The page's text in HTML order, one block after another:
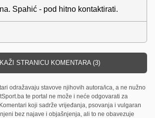
Spahić - pod hitno kontaktirati.
STRANICU KOMENTARA (3)
odražavaju stavove njihovih autora/ica, a ne nužno
te portal ne može i neće odgovarati za
koji sadrže vrijeđanja, psovanja i vulgaran
bez najave i objašnjenja, ali to ne obavezuje